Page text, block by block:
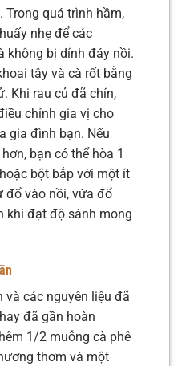
Trong quá trình hầm,
nhẹ để các
không bị dính đáy nồi.
tây và cà rốt bằng
Khi rau củ đã chín,
chỉnh gia vị cho
gia đình bạn. Nếu
bạn có thể hòa 1
bột bắp với một ít
đổ vào nồi, vừa đổ
khi đạt độ sánh mong
và các nguyên liệu đã
đã gần hoàn
1/2 muỗng cà phê
thơm và một